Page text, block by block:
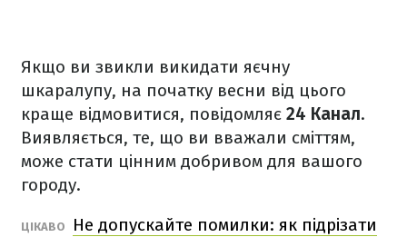
Якщо ви звикли викидати яєчну
шкаралупу, на початку весни від цього
краще відмовитися, повідомляє 24 Канал.
Виявляється, те, що ви вважали сміттям,
може стати цінним добривом для вашого
городу.
ЦІКАВО
Не допускайте помилки: як підрізати